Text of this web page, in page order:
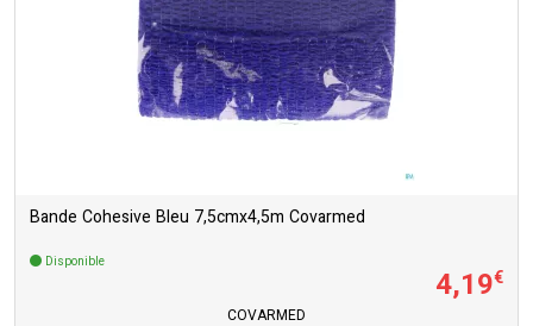
Bande Cohesive Bleu 7,5cmx4,5m Covarmed
Disponible
4,19€
COVARMED